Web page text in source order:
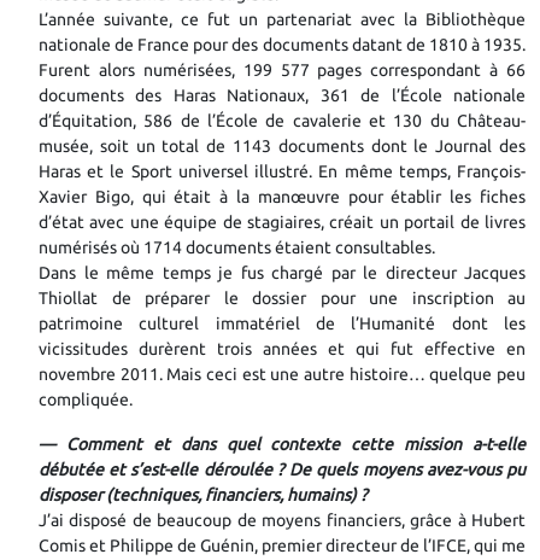
L’année suivante, ce fut un partenariat avec la Bibliothèque
nationale de France pour des documents datant de 1810 à 1935.
Furent alors numérisées, 199 577 pages correspondant à 66
documents des Haras Nationaux, 361 de l’École nationale
d’Équitation, 586 de l’École de cavalerie et 130 du Château-
musée, soit un total de 1143 documents dont le Journal des
Haras et le Sport universel illustré. En même temps, François-
Xavier Bigo, qui était à la manœuvre pour établir les fiches
d’état avec une équipe de stagiaires, créait un portail de livres
numérisés où 1714 documents étaient consultables.
Dans le même temps je fus chargé par le directeur Jacques
Thiollat de préparer le dossier pour une inscription au
patrimoine culturel immatériel de l’Humanité dont les
vicissitudes durèrent trois années et qui fut effective en
novembre 2011. Mais ceci est une autre histoire… quelque peu
compliquée.
— Comment et dans quel contexte cette mission a-t-elle
débutée et s’est-elle déroulée ? De quels moyens avez-vous pu
disposer (techniques, financiers, humains) ?
J’ai disposé de beaucoup de moyens financiers, grâce à Hubert
Comis et Philippe de Guénin, premier directeur de l’IFCE, qui me